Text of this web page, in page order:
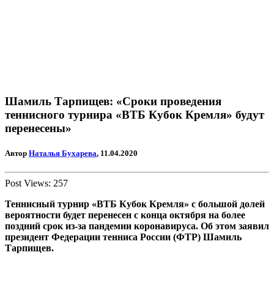
Шамиль Тарпищев: «Сроки проведения
теннисного турнира «ВТБ Кубок Кремля» будут
перенесены»
Автор Наталья Бухарева, 11.04.2020
Post Views: 257
Теннисный турнир «ВТБ Кубок Кремля» с большой долей
вероятности будет перенесен с конца октября на более
поздний срок из-за пандемии коронавируса. Об этом заявил
президент Федерации тенниса России (ФТР) Шамиль
Тарпищев.